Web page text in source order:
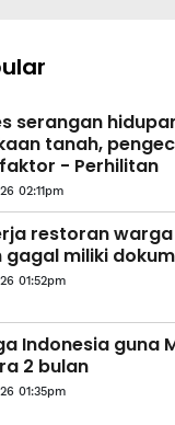
serangan
tanah,
- Perhilitan
02:11pm
restoran
miliki
01:52pm
Indonesia guna
2 bulan
01:35pm